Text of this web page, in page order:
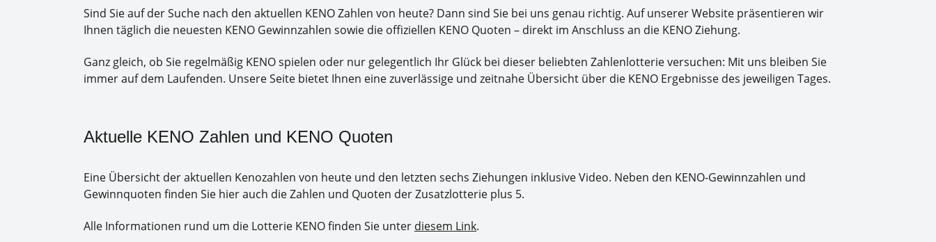
Sind Sie auf der Suche nach den aktuellen KENO Zahlen von heute? Dann sind Sie bei uns genau richtig. Auf unserer Website präsentieren wir
Ihnen täglich die neuesten KENO Gewinnzahlen sowie die offiziellen KENO Quoten – direkt im Anschluss an die KENO Ziehung.
Ganz gleich, ob Sie regelmäßig KENO spielen oder nur gelegentlich Ihr Glück bei dieser beliebten Zahlenlotterie versuchen: Mit uns bleiben Sie
immer auf dem Laufenden. Unsere Seite bietet Ihnen eine zuverlässige und zeitnahe Übersicht über die KENO Ergebnisse des jeweiligen Tages.
Aktuelle KENO Zahlen und KENO Quoten
Eine Übersicht der aktuellen Kenozahlen von heute und den letzten sechs Ziehungen inklusive Video. Neben den KENO-Gewinnzahlen und
Gewinnquoten finden Sie hier auch die Zahlen und Quoten der Zusatzlotterie plus 5.
Alle Informationen rund um die Lotterie KENO finden Sie unter diesem Link.